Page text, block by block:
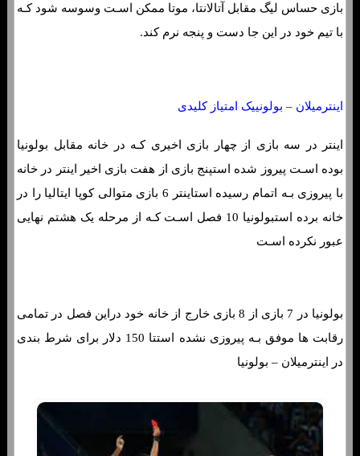
بازی حساس لیگ مقابل آتالانتا، موتا ممکن اسـت وسوسه شود کـه
با تیم خود در این جا دست و پنجه نرم کند.
اینترمیلان – بولونییک امتیاز کلیدی
اینتر در سه بازی از چهار بازی اخیری کـه در خانه مقابل بولونیا
بوده اسـت پیروز شده استپنج بازی از هفت بازی اخیر اینتر در خانه
با پیروزی بـه اتمام رسیده استاینتر 6 بازی متوالی کوپا ایتالیا را در
خانه برده استبولونیا 10 فصل اسـت کـه از مرحله یک هشتم نهایی
عبور نکرده اسـت
بولونیا در 7 بازی از 8 بازی خارج از خانه خود دراین فصل در تمامی
رقابت ها موفق بـه پیروزی نشده استتا 150 دلار برای شرط بندی
در اینترمیلان – بولونیا